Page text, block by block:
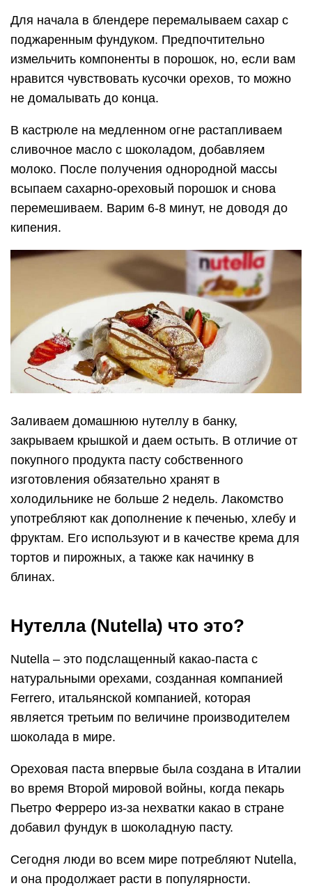
Для начала в блендере перемалываем сахар с
поджаренным фундуком. Предпочтительно
измельчить компоненты в порошок, но, если вам
нравится чувствовать кусочки орехов, то можно
не домалывать до конца.
В кастрюле на медленном огне растапливаем
сливочное масло с шоколадом, добавляем
молоко. После получения однородной массы
всыпаем сахарно-ореховый порошок и снова
перемешиваем. Варим 6-8 минут, не доводя до
кипения.
Заливаем домашнюю нутеллу в банку,
закрываем крышкой и даем остыть. В отличие от
покупного продукта пасту собственного
изготовления обязательно хранят в
холодильнике не больше 2 недель. Лакомство
употребляют как дополнение к печенью, хлебу и
фруктам. Его используют и в качестве крема для
тортов и пирожных, а также как начинку в
блинах.
Нутелла (Nutella) что это?
Nutella – это подслащенный какао-паста с
натуральными орехами, созданная компанией
Ferrero, итальянской компанией, которая
является третьим по величине производителем
шоколада в мире.
Ореховая паста впервые была создана в Италии
во время Второй мировой войны, когда пекарь
Пьетро Ферреро из-за нехватки какао в стране
добавил фундук в шоколадную пасту.
Сегодня люди во всем мире потребляют Nutella,
и она продолжает расти в популярности.